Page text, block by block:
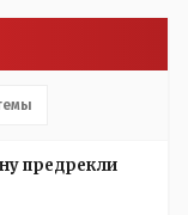
не
благодарен.
предрекли